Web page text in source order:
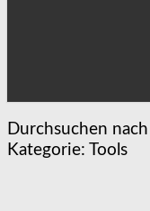
Durchsuchen nach
Kategorie:
Tools